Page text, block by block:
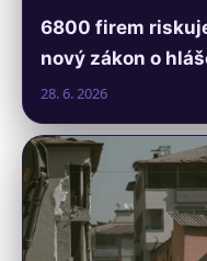
6800 firem
nový zákon o
28. 6. 2026